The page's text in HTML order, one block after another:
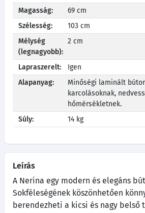
Magasság:
69 cm
Szélesség:
103 cm
Mélység
(legnagyobb):
2 cm
Lapraszerelt:
Igen
Alapanyag:
Minőségi laminált
karcolásoknak,
hőmérsékletnek.
Súly:
14 kg
Leírás
A Nerina egy modern és elegáns
Sokféleségének köszönhetően
berendezheti a kicsi és nagy belső